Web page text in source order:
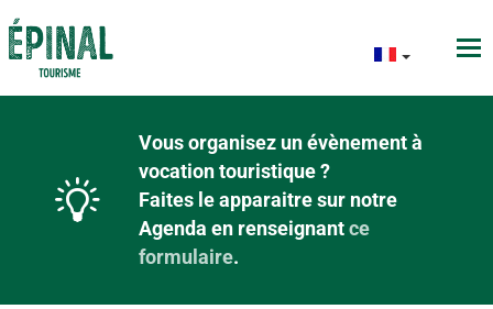
Vous organisez un évènement à
vocation touristique ?
Faites le apparaitre sur notre
Agenda en renseignantce
formulaire.